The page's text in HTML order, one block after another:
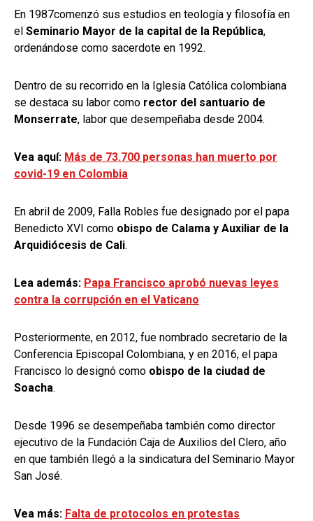
En 1987comenzó sus estudios en teología y filosofía en
el Seminario Mayor de la capital de la República,
ordenándose como sacerdote en 1992.
Dentro de su recorrido en la Iglesia Católica colombiana
se destaca su labor como rector del santuario de
Monserrate, labor que desempeñaba desde 2004.
Vea aquí: Más de 73.700 personas han muerto por
covid-19 en Colombia
En abril de 2009, Falla Robles fue designado por el papa
Benedicto XVI como obispo de Calama y Auxiliar de la
Arquidiócesis de Cali.
Lea además: Papa Francisco aprobó nuevas leyes
contra la corrupción en el Vaticano
Posteriormente, en 2012, fue nombrado secretario de la
Conferencia Episcopal Colombiana, y en 2016, el papa
Francisco lo designó como obispo de la ciudad de
Soacha.
Desde 1996 se desempeñaba también como director
ejecutivo de la Fundación Caja de Auxilios del Clero, año
en que también llegó a la sindicatura del Seminario Mayor
San José.
Vea más: Falta de protocolos en protestas